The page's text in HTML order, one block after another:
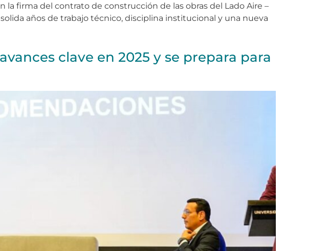
firma del contrato de construcción de las obras del Lado Aire –
años de trabajo técnico, disciplina institucional y una nueva
clave en 2025 y se prepara para